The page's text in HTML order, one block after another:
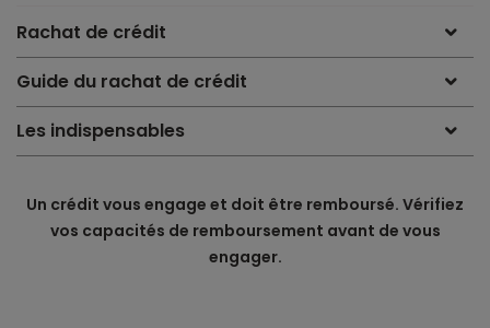
Rachat de crédit
Guide du rachat de crédit
Les indispensables
Un crédit vous engage et doit être remboursé. Vérifiez
vos capacités de remboursement avant de vous
engager.